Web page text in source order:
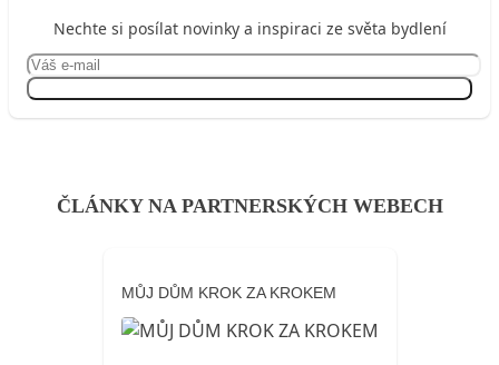
Nechte si posílat novinky a inspiraci ze světa bydlení
ČLÁNKY NA PARTNERSKÝCH WEBECH
MŮJ DŮM KROK ZA KROKEM